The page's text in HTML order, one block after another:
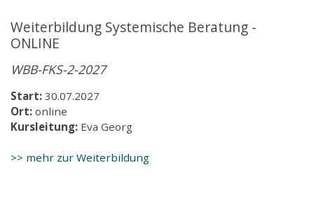
Weiterbildung Systemische Beratung -
ONLINE
WBB-FKS-2-2027
Start: 30.07.2027
Ort: online
Kursleitung: Eva Georg
>> mehr zur Weiterbildung